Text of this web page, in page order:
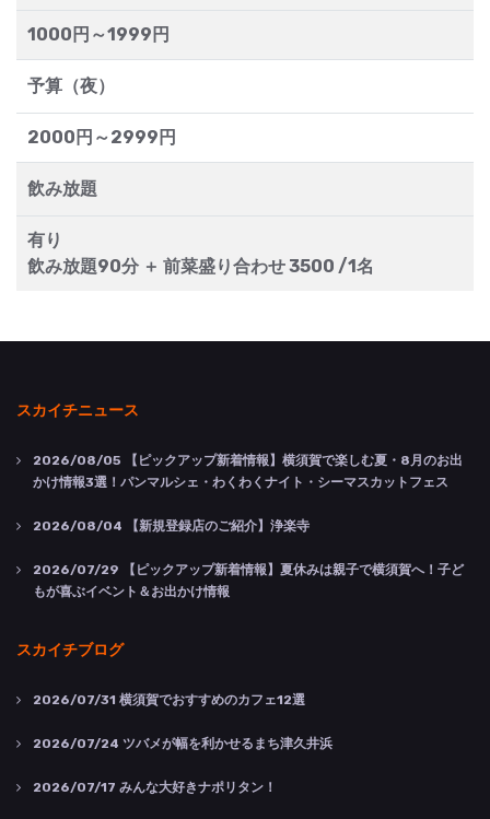
1000円～1999円
予算（夜）
2000円～2999円
飲み放題
有り
飲み放題90分 ＋ 前菜盛り合わせ 3500 /1名
スカイチニュース
2026/08/05 【ピックアップ新着情報】横須賀で楽しむ夏・8月のお出
かけ情報3選！パンマルシェ・わくわくナイト・シーマスカットフェス
2026/08/04 【新規登録店のご紹介】浄楽寺
2026/07/29 【ピックアップ新着情報】夏休みは親子で横須賀へ！子ど
もが喜ぶイベント＆お出かけ情報
スカイチブログ
2026/07/31 横須賀でおすすめのカフェ12選
2026/07/24 ツバメが幅を利かせるまち津久井浜
2026/07/17 みんな大好きナポリタン！